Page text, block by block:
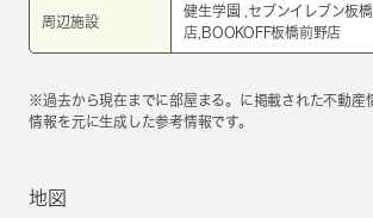
周辺施設
健生学園 ,セブンイレブン板
店,BOOKOFF板橋前野店
※過去から現在までに部屋まる。に掲載された不動産
情報を元に生成した参考情報です。
地図